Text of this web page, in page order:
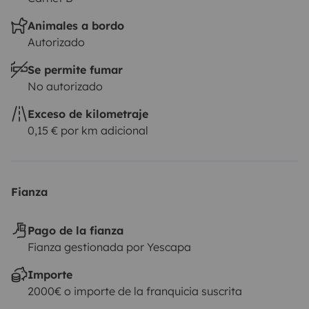
Animales a bordo
Autorizado
Se permite fumar
No autorizado
Exceso de kilometraje
0,15 € por km adicional
Fianza
Pago de la fianza
Fianza gestionada por Yescapa
Importe
2000€ o importe de la franquicia suscrita